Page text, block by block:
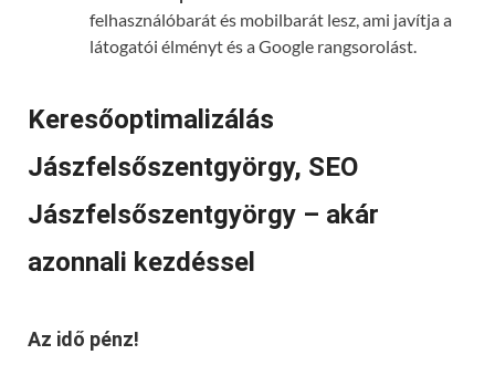
felhasználóbarát és mobilbarát lesz, ami javítja a
látogatói élményt és a Google rangsorolást.
Keresőoptimalizálás
Jászfelsőszentgyörgy, SEO
Jászfelsőszentgyörgy – akár
azonnali kezdéssel
Az idő pénz!